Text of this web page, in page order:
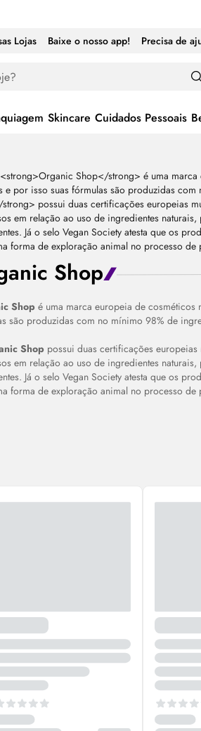
Lojas Baixe o nosso app! Precisa de
Skincare Cuidados Pessoais
Shop
Shop é uma marca europeia de
são produzidas com no mínimo 98% de
Shop possui duas certificações
em relação ao uso de ingredientes
Já o selo Vegan Society atesta que os
forma de exploração animal no processo de